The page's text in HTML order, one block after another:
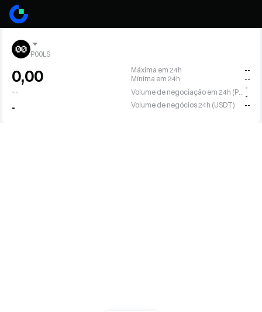
P00LS
0,00
--
-
Máxima em 24h
--
Mínima em 24h
--
-
-
Volume de negócios 24h (USDT)
--